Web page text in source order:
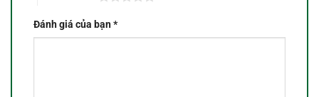
Đánh giá của bạn*